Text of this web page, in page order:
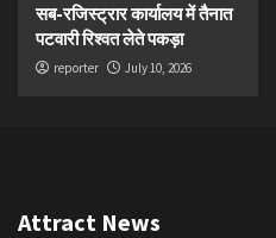
सब-रजिस्ट्रार कार्यालय में तैनात
पटवारी रिश्वत लेते पकड़ा
reporter July 10, 2026
Attract News